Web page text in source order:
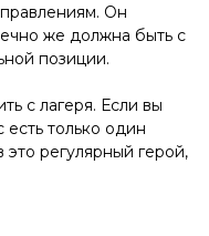
Он
же должна быть с
позиции.
с лагеря. Если вы
только один
регулярный герой,